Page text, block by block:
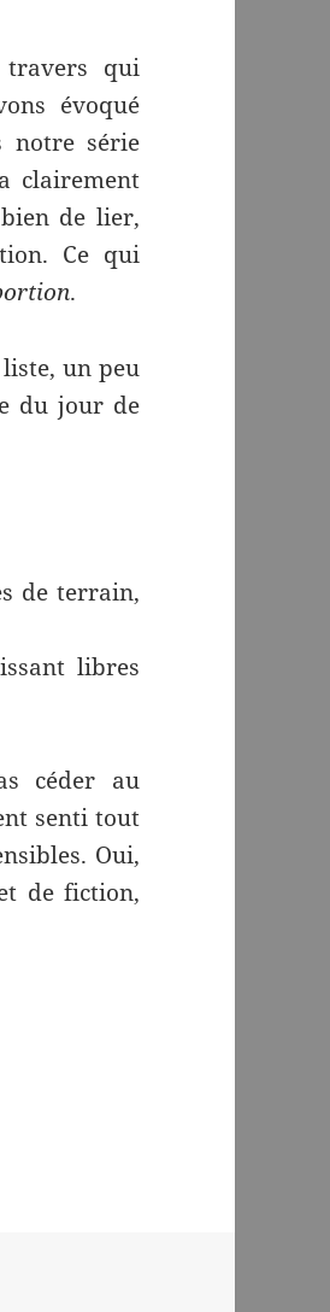
travers qui
évoqué
notre série
clairement
de lier,
Ce qui
.
un peu
du jour de
de terrain,
libres
céder au
senti tout
Oui,
de fiction,